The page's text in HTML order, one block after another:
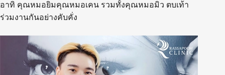
อาทิ คุณหมอยิมคุณหมอเคน รวมทั้งคุณหมอมิว ตบเท้า
ร่วมงานกันอย่างคับคั่ง